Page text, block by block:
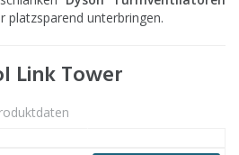
platzsparend unterbringen.
Link Tower